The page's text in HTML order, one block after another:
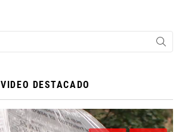
VIDEO DESTACADO